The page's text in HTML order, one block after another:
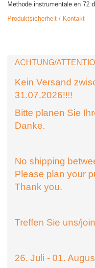
Methode instrumentale en 72
Produktsicherheit / Kontakt
ACHTUNG/
Kein Versand
31.07.2026!!!!
Bitte planen Sie
Danke.
No shipping
Please plan your
Thank you.
Treffen Sie uns/
26. Juli - 01.